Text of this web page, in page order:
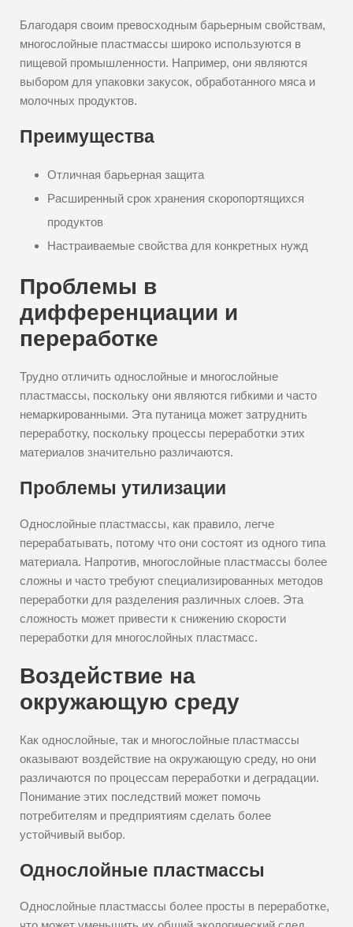
Благодаря своим превосходным барьерным свойствам,
многослойные пластмассы широко используются в
пищевой промышленности. Например, они являются
выбором для упаковки закусок, обработанного мяса и
молочных продуктов.
Преимущества
Отличная барьерная защита
Расширенный срок хранения скоропортящихся
продуктов
Настраиваемые свойства для конкретных нужд
Проблемы в
дифференциации и
переработке
Трудно отличить однослойные и многослойные
пластмассы, поскольку они являются гибкими и часто
немаркированными. Эта путаница может затруднить
переработку, поскольку процессы переработки этих
материалов значительно различаются.
Проблемы утилизации
Однослойные пластмассы, как правило, легче
перерабатывать, потому что они состоят из одного типа
материала. Напротив, многослойные пластмассы более
сложны и часто требуют специализированных методов
переработки для разделения различных слоев. Эта
сложность может привести к снижению скорости
переработки для многослойных пластмасс.
Воздействие на
окружающую среду
Как однослойные, так и многослойные пластмассы
оказывают воздействие на окружающую среду, но они
различаются по процессам переработки и деградации.
Понимание этих последствий может помочь
потребителям и предприятиям сделать более
устойчивый выбор.
Однослойные пластмассы
Однослойные пластмассы более просты в переработке,